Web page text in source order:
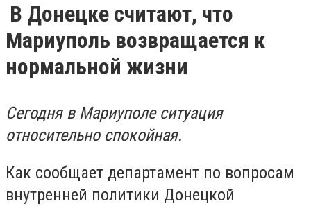
В Донецке считают, что
Мариуполь возвращается к
нормальной жизни
Сегодня в Мариуполе ситуация
относительно спокойная.
Как сообщает департамент по вопросам
внутренней политики Донецкой